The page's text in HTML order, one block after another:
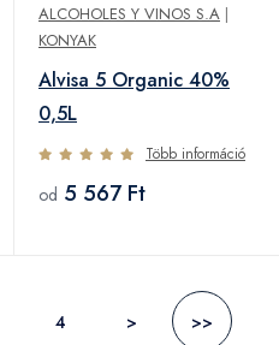
ALCOHOLES Y VINOS S.A |
KONYAK
Alvisa 5 Organic 40%
0,5L
Több információ
od 5 567 Ft
4 > >>